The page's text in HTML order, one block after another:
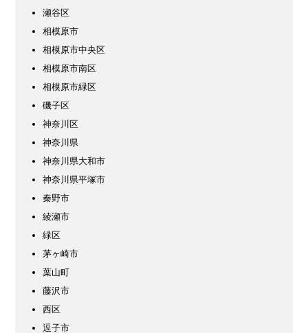
瀬谷区
相模原市
相模原市中央区
相模原市南区
相模原市緑区
磯子区
神奈川区
神奈川県
神奈川県大和市
神奈川県平塚市
秦野市
綾瀬市
緑区
茅ヶ崎市
葉山町
藤沢市
西区
逗子市